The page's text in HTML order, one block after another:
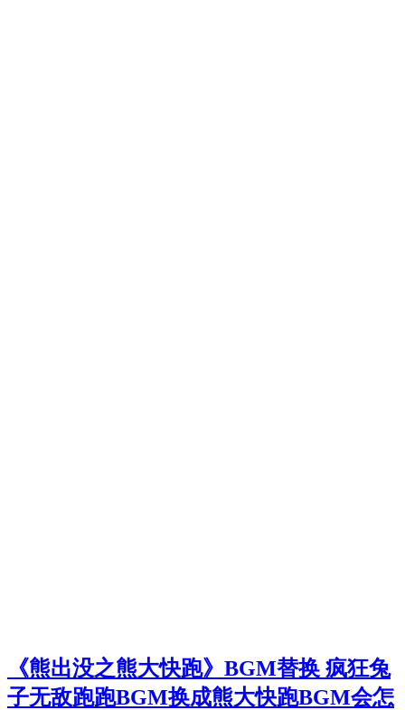
《熊出没之熊大快跑》BGM替换 疯狂兔
子无敌跑跑BGM换成熊大快跑BGM会怎